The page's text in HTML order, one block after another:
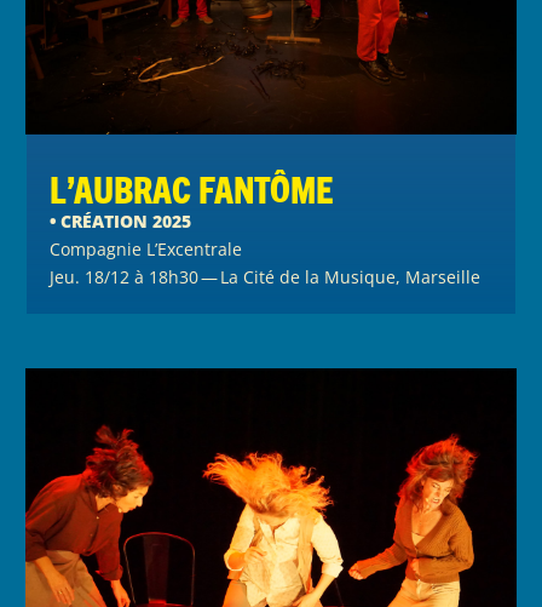
L’Aubrac Fantôme
• CRÉATION 2025
Compagnie L’Excentrale
Jeu. 18/12 à 18h30 — La Cité de la Musique, Marseille